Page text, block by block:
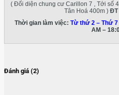
( Đối diện chung cư Carillon 7 , Tới số
Tân Hoá 400m ) ĐT
Thời gian làm việc: Từ thứ 2 – Thứ 7
AM –
Đánh giá (2)